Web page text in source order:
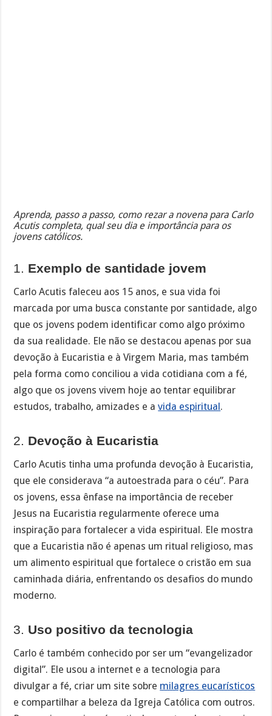
Aprenda, passo a passo, como rezar a novena para Carlo
Acutis completa, qual seu dia e importância para os
jovens católicos.
1. Exemplo de santidade jovem
Carlo Acutis faleceu aos 15 anos, e sua vida foi
marcada por uma busca constante por santidade, algo
que os jovens podem identificar como algo próximo
da sua realidade. Ele não se destacou apenas por sua
devoção à Eucaristia e à Virgem Maria, mas também
pela forma como conciliou a vida cotidiana com a fé,
algo que os jovens vivem hoje ao tentar equilibrar
estudos, trabalho, amizades e avida espiritual .
2. Devoção à Eucaristia
Carlo Acutis tinha uma profunda devoção à Eucaristia,
que ele considerava “a autoestrada para o céu”. Para
os jovens, essa ênfase na importância de receber
Jesus na Eucaristia regularmente oferece uma
inspiração para fortalecer a vida espiritual. Ele mostra
que a Eucaristia não é apenas um ritual religioso, mas
um alimento espiritual que fortalece o cristão em sua
caminhada diária, enfrentando os desafios do mundo
moderno.
3. Uso positivo da tecnologia
Carlo é também conhecido por ser um “evangelizador
digital”. Ele usou a internet e a tecnologia para
divulgar a fé, criar um site sobre milagres eucarísticos
e compartilhar a beleza da Igreja Católica com outros.